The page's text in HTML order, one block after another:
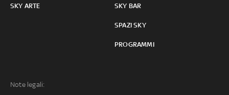
SKY ARTE SKY BAR
SPAZI SKY
PROGRAMMI
Note legali: